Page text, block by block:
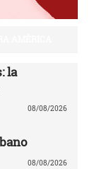
la
08/08/2026
08/08/2026